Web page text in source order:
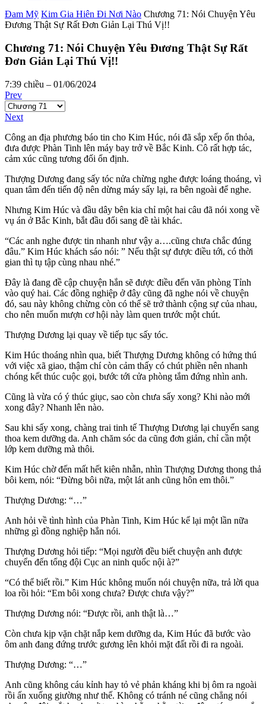
Đam Mỹ Kim Gia Hiên Đi Nơi Nào Chương 71: Nói Chuyện Yêu
Đương Thật Sự Rất Đơn Giản Lại Thú Vị!!
Chương 71: Nói Chuyện Yêu Đương Thật Sự Rất
Đơn Giản Lại Thú Vị!!
7:39 chiều – 01/06/2024
Prev
Next
Công an địa phương báo tin cho Kim Húc, nói đã sắp xếp ổn thỏa,
đưa được Phàn Tinh lên máy bay trở về Bắc Kinh. Cô rất hợp tác,
cảm xúc cũng tương đối ổn định.
Thượng Dương đang sấy tóc nửa chừng nghe được loáng thoáng, vì
quan tâm đến tiến độ nên dừng máy sấy lại, ra bên ngoài để nghe.
Nhưng Kim Húc và đầu dây bên kia chỉ một hai câu đã nói xong về
vụ án ở Bắc Kinh, bắt đầu đổi sang đề tài khác.
“Các anh nghe được tin nhanh như vậy a….cũng chưa chắc đúng
đâu.” Kim Húc khách sáo nói: ” Nếu thật sự được điều tới, có thời
gian thì tụ tập cùng nhau nhé.”
Đây là đang đề cập chuyện hắn sẽ được điều đến văn phòng Tỉnh
vào quý hai. Các đồng nghiệp ở đây cũng đã nghe nói về chuyện
đó, sau này không chừng còn có thể sẽ trở thành cộng sự của nhau,
cho nên muốn mượn cơ hội này làm quen trước một chút.
Thượng Dương lại quay về tiếp tục sấy tóc.
Kim Húc thoáng nhìn qua, biết Thượng Dương không có hứng thú
với việc xã giao, thậm chí còn cảm thấy có chút phiền nên nhanh
chóng kết thúc cuộc gọi, bước tới cửa phòng tắm đứng nhìn anh.
Cũng là vừa có ý thúc giục, sao còn chưa sấy xong? Khi nào mới
xong đây? Nhanh lên nào.
Sau khi sấy xong, chàng trai tinh tế Thượng Dương lại chuyển sang
thoa kem dưỡng da. Anh chăm sóc da cũng đơn giản, chỉ cần một
lớp kem dưỡng mà thôi.
Kim Húc chờ đến mất hết kiên nhẫn, nhìn Thượng Dương thong thả
bôi kem, nói: “Đừng bôi nữa, một lát anh cũng hôn em thôi.”
Thượng Dương: “…”
Anh hỏi về tình hình của Phàn Tinh, Kim Húc kể lại một lần nữa
những gì đồng nghiệp hắn nói.
Thượng Dương hỏi tiếp: “Mọi người đều biết chuyện anh được
chuyển đến tổng đội Cục an ninh quốc nội à?”
“Có thể biết rồi.” Kim Húc không muốn nói chuyện nữa, trả lời qua
loa rồi hỏi: “Em bôi xong chưa? Được chưa vậy?”
Thượng Dương nói: “Được rồi, anh thật là…”
Còn chưa kịp vặn chặt nắp kem dưỡng da, Kim Húc đã bước vào
ôm anh đang đứng trước gương lên khỏi mặt đất rồi đi ra ngoài.
Thượng Dương: “…”
Anh cũng không cáu kỉnh hay tỏ vẻ phản kháng khi bị ôm ra ngoài
rồi ấn xuống giường như thế. Không có tránh né cũng chẳng nói